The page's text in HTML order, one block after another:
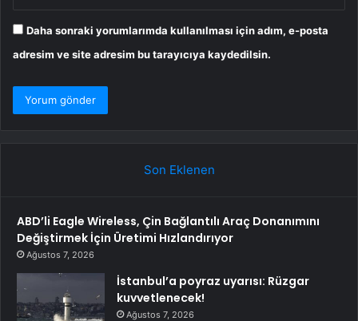
Daha sonraki yorumlarımda kullanılması için adım, e-posta
adresim ve site adresim bu tarayıcıya kaydedilsin.
Son Eklenen
ABD’li Eagle Wireless, Çin Bağlantılı Araç Donanımını
Değiştirmek İçin Üretimi Hızlandırıyor
Ağustos 7, 2026
İstanbul’a poyraz uyarısı: Rüzgar
kuvvetlenecek!
Ağustos 7, 2026